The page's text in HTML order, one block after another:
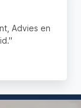
Advies en